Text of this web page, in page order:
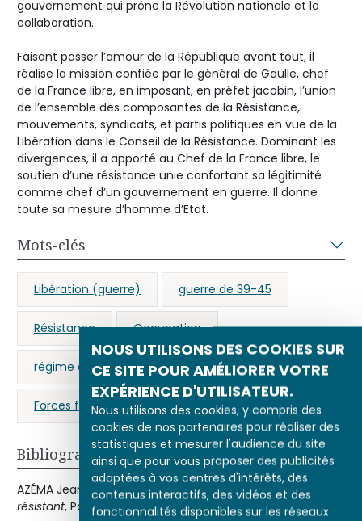
NOUS UTILISONS DES COOKIES SUR
CE SITE POUR AMÉLIORER VOTRE
EXPÉRIENCE D'UTILISATEUR.
Nous utilisons des cookies, y compris des
cookies de nos partenaires pour réaliser des
statistiques et mesurer l'audience du site
ainsi que pour vous proposer des publicités
adaptées à vos centres d'intérêts, des
contenus interactifs, des vidéos et des
fonctionnalités disponibles sur les réseaux
gouvernement qui prône la Révolution nationale et la
collaboration.
Faisant passer l’amour de la République avant tout, il
réalise la mission confiée par le général de Gaulle, chef
de la France libre, en imposant, en préfet jacobin, l’union
de l’ensemble des composantes de la Résistance,
mouvements, syndicats, et partis politiques en vue de la
Libération dans le Conseil de la Résistance. Dominant les
divergences, il a apporté au Chef de la France libre, le
soutien d’une résistance unie confortant sa légitimité
comme chef d’un gouvernement en guerre. Il donne
toute sa mesure d’homme d’Etat.
Mots-clés
Libération (guerre) guerre de 39-45
Résistance Occupation
régime de Vichy France Libre
Forces françaises libres
Bibliographie
AZÉMA Jean-Pierre,Jean Moulin : le rebelle, le politique, le
résistant, Paris, Perrin, 2003.